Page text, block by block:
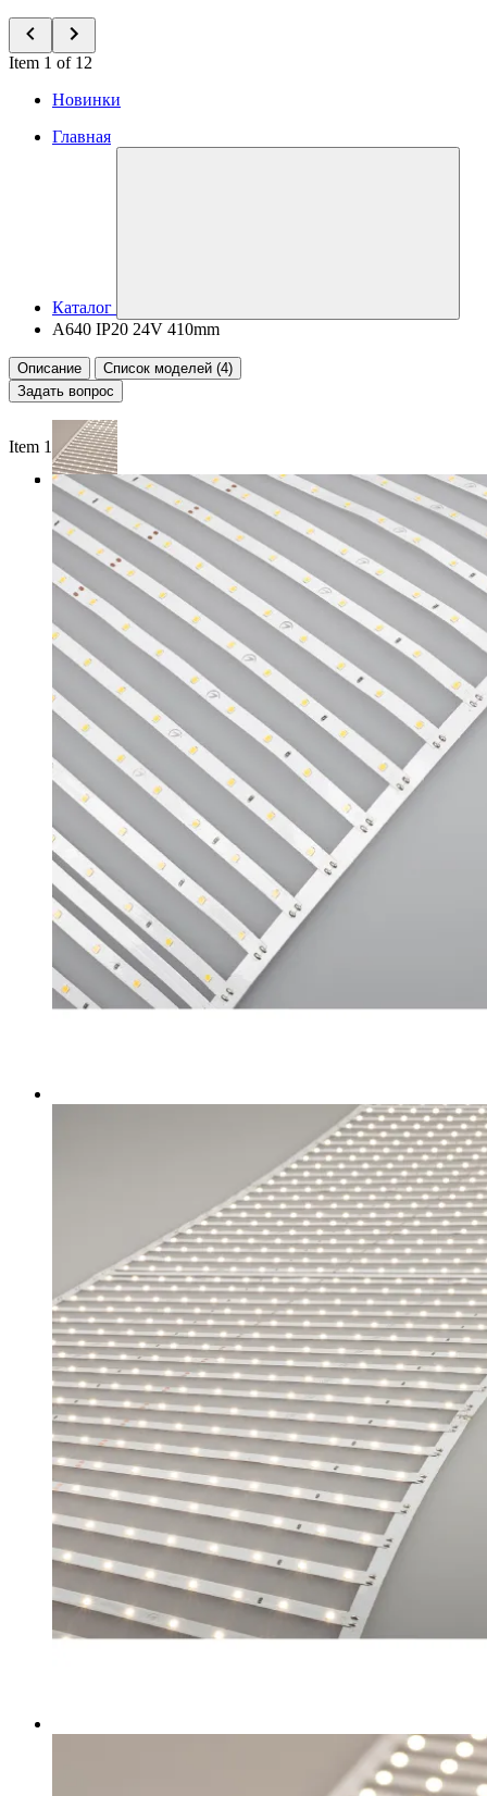
Item 1 of 12
Новинки
Главная
Каталог
A640 IP20 24V 410mm
Описание
Список моделей (4)
Задать вопрос
Item 1 of 3